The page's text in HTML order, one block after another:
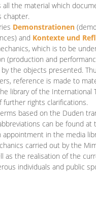
all the material which
chapter.
Demonstrationen
and Kontexte und
which is to be
(production and
the objects presented.
reference is made to
library of the International
rights clarifications.
based on the Duden
can be found at
in the media
carried out by the
as the realisation of the
individuals and public